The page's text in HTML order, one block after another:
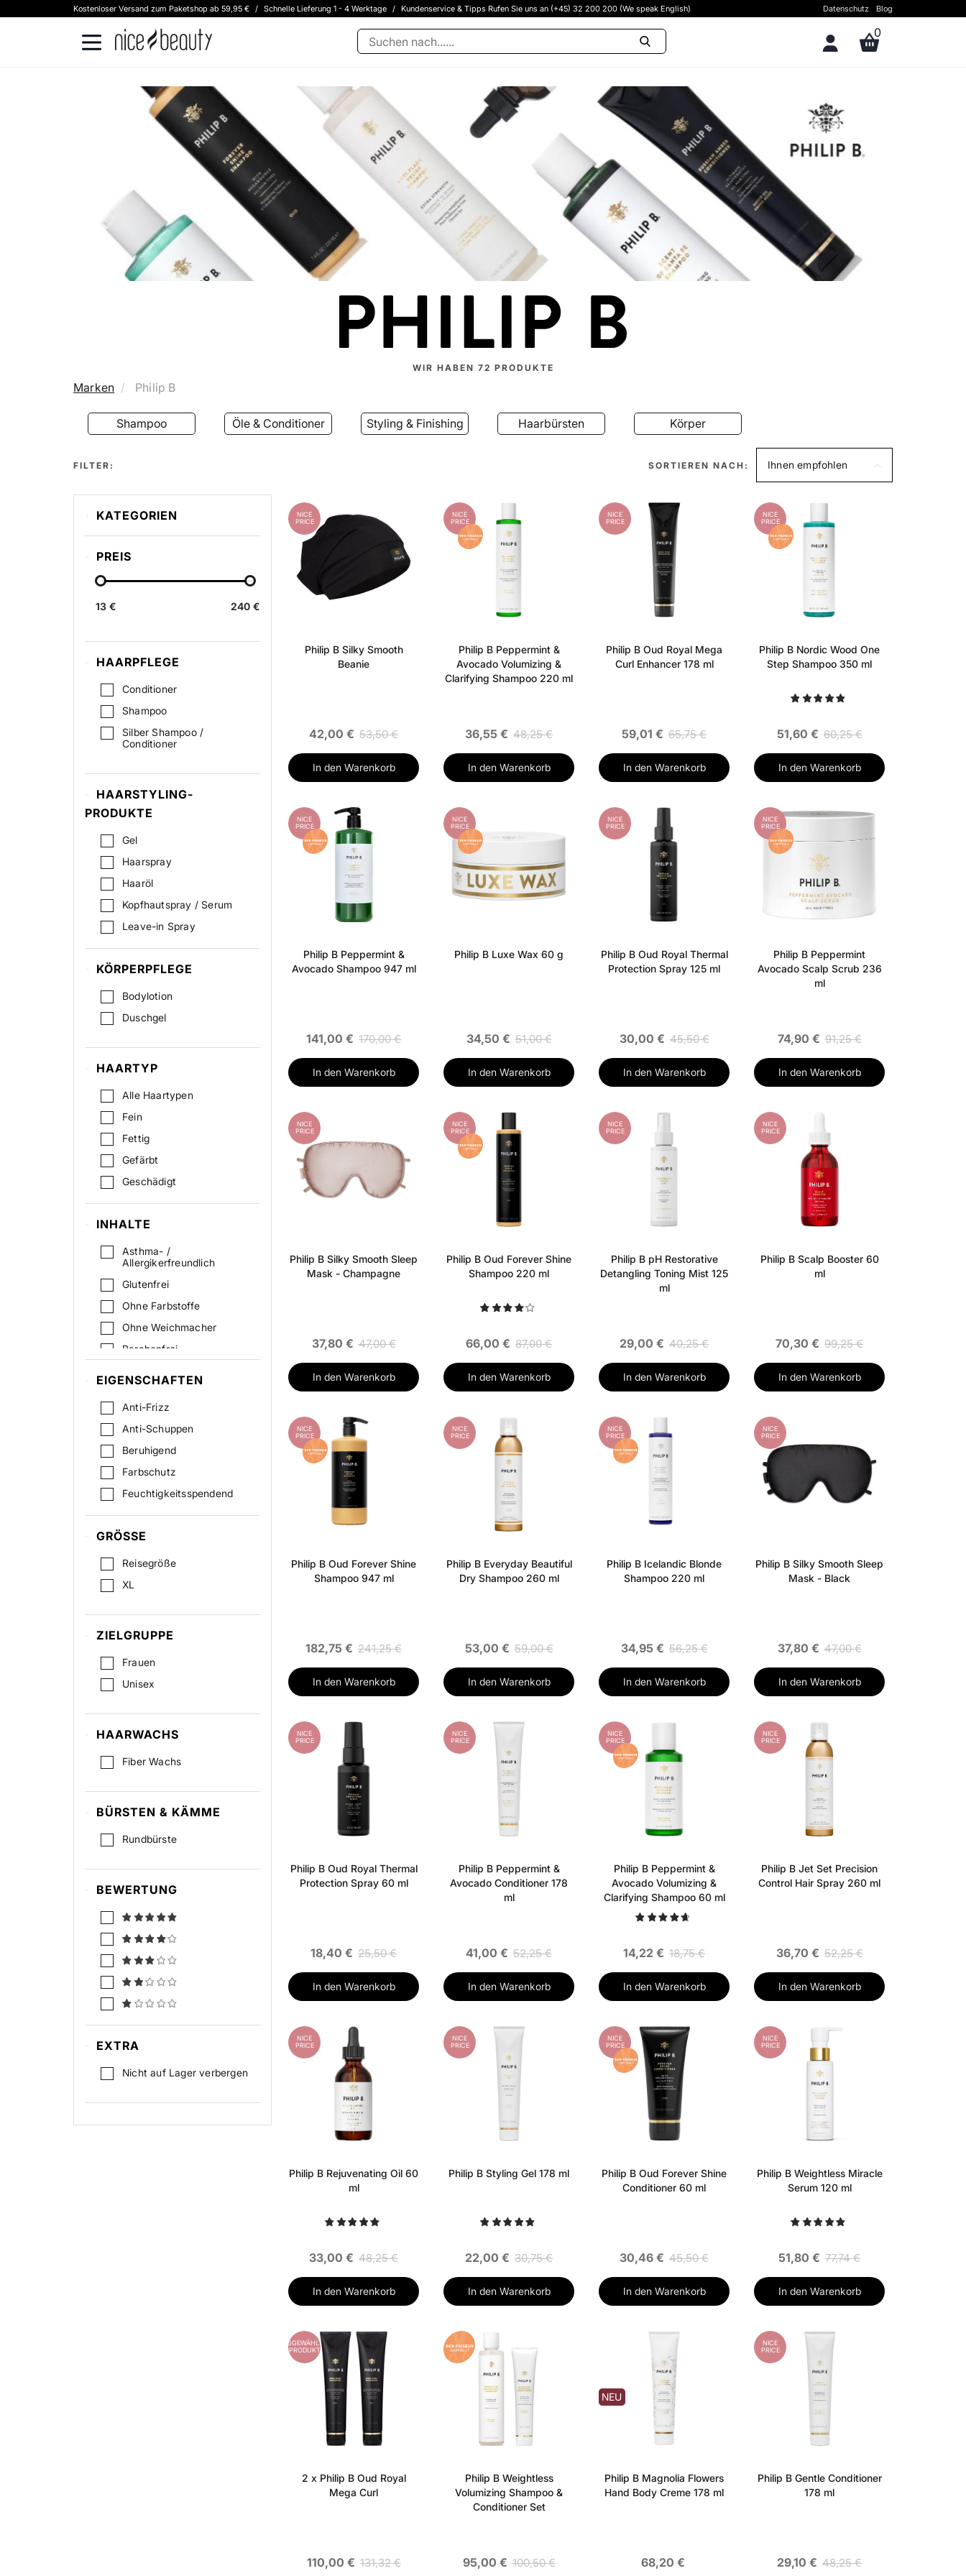
Kostenloser Versand zum Paketshop ab 59,95 € / Schnelle Lieferung 1 - 4 Werktage / Kundenservice & Tipps Rufen Sie uns an (+45) 32 200 200 (We speak English) Datenschutz Blog
0
WIR HABEN 72 PRODUKTE
Marken Philip B
Shampoo Öle & Conditioner Styling & Finishing Haarbürsten Körper
FILTER: Ihnen empfohlen
SORTIEREN NACH:
KATEGORIEN
Shampoo
Öle & Conditioner
Styling & Finishing
Haarbürsten
PREIS
13 € 240 €
HAARPFLEGE
Conditioner
Shampoo
Silber Shampoo /
Conditioner
HAARSTYLING-
PRODUKTE
Gel
Haarspray
Haaröl
Kopfhautspray / Serum
Leave-in Spray
Lockencreme / -spray
Salzwasserspray
Trockenshampoo
KÖRPERPFLEGE
Bodylotion
Duschgel
HAARTYP
Alle Haartypen
Fein
Fettig
Gefärbt
Geschädigt
Gewellt
Lockig
Normal
Trocken
INHALTE
Asthma- /
Allergikerfreundlich
Glutenfrei
Ohne Farbstoffe
Ohne Weichmacher
Parabenfrei
Veganfreundlich
EIGENSCHAFTEN
Anti-Frizz
Anti-Schuppen
Beruhigend
Farbschutz
Feuchtigkeitsspendend
Feuchtigkeitsspendend /
Glättend
Haarausfall
Hitzeschutz
Kopfhautprobleme
Kühlend
Leichter Halt
Regenerierung
Reizung/Jucken
Textur
Volumen
GRÖSSE
Reisegröße
XL
ZIELGRUPPE
Frauen
Unisex
HAARWACHS
Fiber Wachs
BÜRSTEN & KÄMME
Rundbürste
BEWERTUNG
EXTRA
Nicht auf Lager verbergen
NICE
PRICE
Philip B Silky Smooth
Beanie
42,00 € 53,50 €
In den Warenkorb
NICE
PRICE
Philip B Peppermint &
Avocado Volumizing &
Clarifying Shampoo 220 ml
36,55 € 48,25 €
In den Warenkorb
NICE
PRICE
Philip B Oud Royal Mega
Curl Enhancer 178 ml
59,01 € 65,75 €
In den Warenkorb
NICE
PRICE
Philip B Nordic Wood One
Step Shampoo 350 ml
51,60 € 60,25 €
In den Warenkorb
NICE
PRICE
Philip B Peppermint &
Avocado Shampoo 947 ml
141,00 € 170,00 €
In den Warenkorb
NICE
PRICE
Philip B Luxe Wax 60 g
34,50 € 51,00 €
In den Warenkorb
NICE
PRICE
Philip B Oud Royal Thermal
Protection Spray 125 ml
30,00 € 45,50 €
In den Warenkorb
NICE
PRICE
Philip B Peppermint
Avocado Scalp Scrub 236
ml
74,90 € 91,25 €
In den Warenkorb
NICE
PRICE
Philip B Silky Smooth Sleep
Mask - Champagne
37,80 € 47,00 €
In den Warenkorb
NICE
PRICE
Philip B Oud Forever Shine
Shampoo 220 ml
66,00 € 87,00 €
In den Warenkorb
NICE
PRICE
Philip B pH Restorative
Detangling Toning Mist 125
ml
29,00 € 40,25 €
In den Warenkorb
NICE
PRICE
Philip B Scalp Booster 60
ml
70,30 € 99,25 €
In den Warenkorb
NICE
PRICE
Philip B Oud Forever Shine
Shampoo 947 ml
182,75 € 241,25 €
In den Warenkorb
NICE
PRICE
Philip B Everyday Beautiful
Dry Shampoo 260 ml
53,00 € 59,00 €
In den Warenkorb
NICE
PRICE
Philip B Icelandic Blonde
Shampoo 220 ml
34,95 € 56,25 €
In den Warenkorb
NICE
PRICE
Philip B Silky Smooth Sleep
Mask - Black
37,80 € 47,00 €
In den Warenkorb
NICE
PRICE
Philip B Oud Royal Thermal
Protection Spray 60 ml
18,40 € 25,50 €
In den Warenkorb
NICE
PRICE
Philip B Peppermint &
Avocado Conditioner 178
ml
41,00 € 52,25 €
In den Warenkorb
NICE
PRICE
Philip B Peppermint &
Avocado Volumizing &
Clarifying Shampoo 60 ml
14,22 € 18,75 €
In den Warenkorb
NICE
PRICE
Philip B Jet Set Precision
Control Hair Spray 260 ml
36,70 € 52,25 €
In den Warenkorb
NICE
PRICE
Philip B Rejuvenating Oil 60
ml
33,00 € 48,25 €
In den Warenkorb
NICE
PRICE
Philip B Styling Gel 178 ml
22,00 € 30,75 €
In den Warenkorb
NICE
PRICE
Philip B Oud Forever Shine
Conditioner 60 ml
30,46 € 45,50 €
In den Warenkorb
NICE
PRICE
Philip B Weightless Miracle
Serum 120 ml
51,80 € 77,74 €
In den Warenkorb
AUSGEWÄHLTES
PRODUKT
2 x Philip B Oud Royal
Mega Curl
110,00 € 131,32 €
Philip B Weightless
Volumizing Shampoo &
Conditioner Set
95,00 € 100,50 €
NEU
Philip B Magnolia Flowers
Hand Body Creme 178 ml
68,20 €
NICE
PRICE
Philip B Gentle Conditioner
178 ml
29,10 € 48,25 €